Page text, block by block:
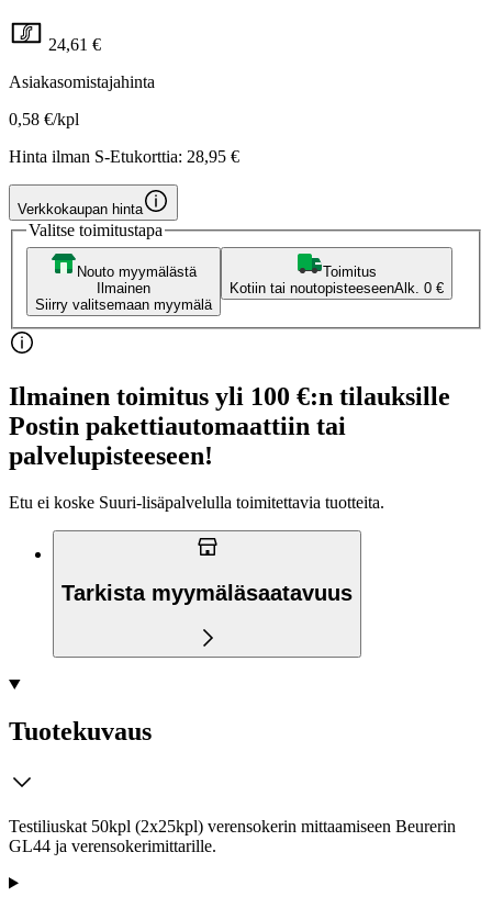
24,61 €
Asiakasomistajahinta
0,58 €/kpl
Hinta ilman S-Etukorttia: 28,95 €
Verkkokaupan hinta
Valitse toimitustapa
Nouto myymälästä
Ilmainen
Siirry valitsemaan myymälä
Toimitus
Kotiin tai noutopisteeseenAlk. 0 €
Ilmainen toimitus yli 100 €:n tilauksille
Postin pakettiautomaattiin tai
palvelupisteeseen!
Etu ei koske Suuri‑lisäpalvelulla toimitettavia tuotteita.
Tarkista myymäläsaatavuus
Tuotekuvaus
Testiliuskat 50kpl (2x25kpl) verensokerin mittaamiseen Beurerin
GL44 ja verensokerimittarille.